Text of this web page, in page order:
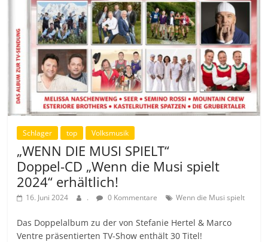
Schlager top Volksmusik
„WENN DIE MUSI SPIELT“
Doppel-CD „Wenn die Musi spielt
2024“ erhältlich!
16. Juni 2024 . 0 Kommentare Wenn die Musi spielt
Das Doppelalbum zu der von Stefanie Hertel & Marco
Ventre präsentierten TV-Show enthält 30 Titel!